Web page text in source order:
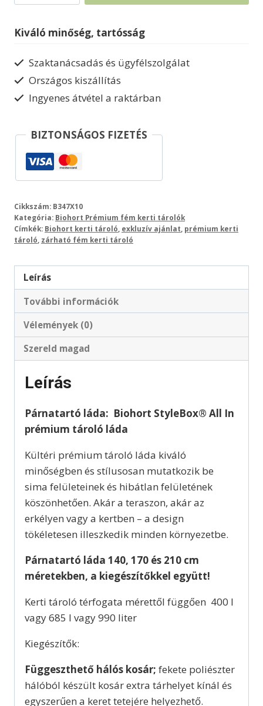
All
párnatartó
láda
Kiváló minőség, tartósság
Szaktanácsadás és ügyfélszolgálat
Országos kiszállítás
Ingyenes átvétel a raktárban
BIZTONSÁGOS FIZETÉS
Cikkszám: B347X10
Kategória: Biohort Prémium fém kerti tárolók
Címkék: Biohort kerti tároló exkluzív ajánlat prémium kerti
tároló zárható fém kerti tároló
Leírás
További információk
Vélemények (0)
Szereld magad
Leírás
Párnatartó láda: Biohort StyleBox® All In
prémium tároló láda
Kültéri prémium tároló láda kiváló
minőségben és stílusosan mutatkozik be
sima felületeinek és hibátlan felületének
köszönhetően. Akár a teraszon, akár az
erkélyen vagy a kertben – a design
tökéletesen illeszkedik minden környezetbe.
Párnatartó láda 140, 170 és 210 cm
méretekben, a kiegészítőkkel együtt!
Kerti tároló térfogata mérettől függően 400 l
vagy 685 l vagy 990 liter
Kiegészítők:
Függeszthető hálós kosár; fekete poliészter
hálóból készült kosár extra tárhelyet kínál és
egyszerűen a keret tetejére helyezhető.